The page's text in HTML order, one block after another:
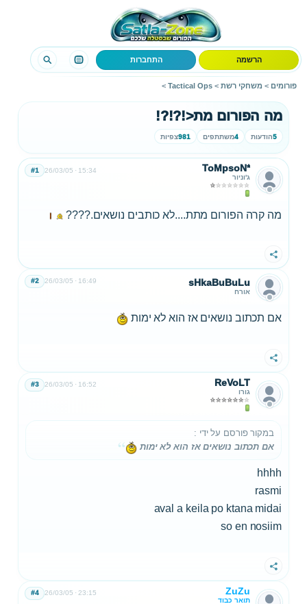
הרשמה התחברות
פורומים > משחקי רשת >
Tactical Ops
>
מה הפורום מת<!?!?!
5הודעות 4משתתפים 981צפיות
ToMpsoN*
ג'וניור
26/03/05 15:34
#1
מה קרה הפורום מתת....לא כותבים נושאים.????
שתף
sHkaBuBuLu
אורח
26/03/05 16:49
#2
אם תכתוב נושאים אז הוא לא ימות
שתף
ReVoLT
גורו
26/03/05 16:52
#3
במקור פורסם על ידי :
אם תכתוב נושאים אז הוא לא ימות
hhhh
rasmi
aval a keila po ktana midai
so en nosiim
שתף
ZuZu
תואר כבוד
26/03/05 23:15
#4